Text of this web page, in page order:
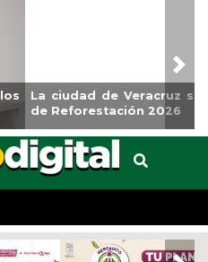
a la Jornada Nacional